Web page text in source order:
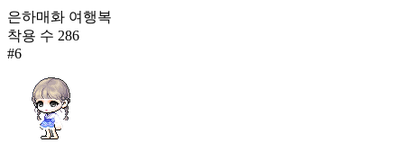
은하매화 여행복
착용 수 286
#6